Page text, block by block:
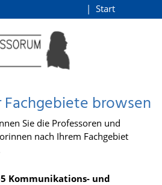
Start
Fachgebiete browsen
Sie die Professoren und
nach Ihrem Fachgebiet
Kommunikations- und